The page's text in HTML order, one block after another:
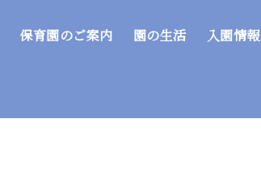
保育園のご案内 園の生活 入園情報